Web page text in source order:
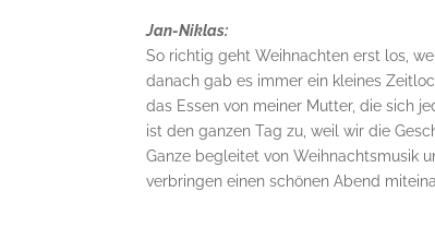
Jan-Niklas:
So richtig geht Weihnachten erst los,
danach gab es immer ein kleines
das Essen von meiner Mutter, die sich
ist den ganzen Tag zu, weil wir die
Ganze begleitet von Weihnachtsmusik
verbringen einen schönen Abend